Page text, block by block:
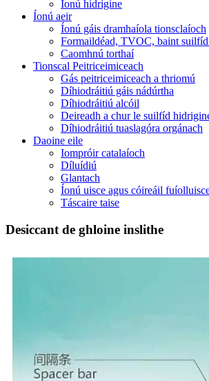
Íonú hidrigine
Íonú aeir
Íonú gáis dramhaíola tionsclaíoch
Formaildéad, TVOC, baint
Caomhnú torthaí
Tionscal Peitriceimiceach
Gás peitriceimiceach a thriomú
Díhiodráitiú gáis nádúrtha
Díhiodráitiú alcóil
Deireadh a chur le suilfíd
Díhiodráitiú tuaslagóra orgánach
Daoine eile
Iompróir catalaíoch
Díluídiú
Glantach
Íonú uisce agus cóireáil
Táscaire taise
Desiccant de ghloine inslithe